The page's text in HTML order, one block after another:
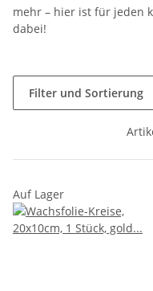
mehr – hier ist für jeden
dabei!
Filter und Sortierung
Auf Lager